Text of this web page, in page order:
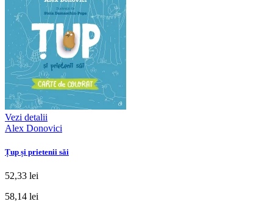
Vezi detalii
Alex Donovici
Țup și prietenii săi
52,33 lei
58,14 lei